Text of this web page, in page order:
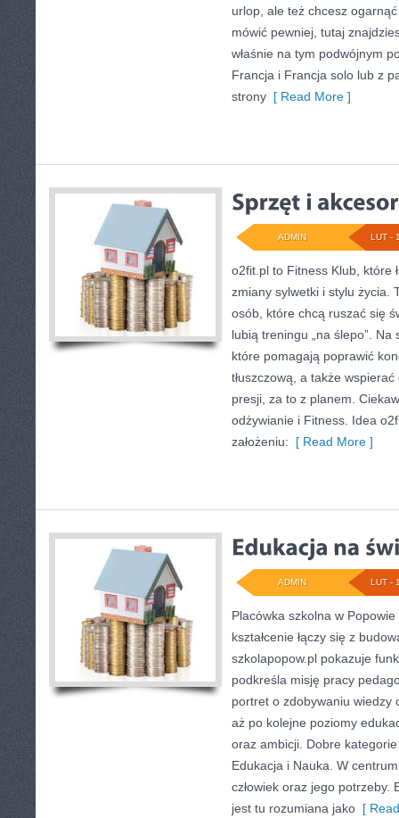
urlop, ale też chcesz
mówić pewniej, tutaj
właśnie na tym podwójnym
Francja i Francja solo lub z
strony [ Read More ]
LUT -
ADMIN
o2fit.pl to Fitness Klub, które
zmiany sylwetki i stylu życia.
osób, które chcą ruszać się
lubią treningu „na ślepo”.
które pomagają poprawić
tłuszczową, a także
presji, za to z planem.
odżywianie i Fitness. Idea
założeniu: [ Read More ]
LUT -
ADMIN
Placówka szkolna w
kształcenie łączy się z
szkolapopow.pl pokazuje
podkreśla misję pracy
portret o zdobywaniu wiedzy
aż po kolejne poziomy
oraz ambicji. Dobre
Edukacja i Nauka. W
człowiek oraz jego potrzeby.
jest tu rozumiana jako [